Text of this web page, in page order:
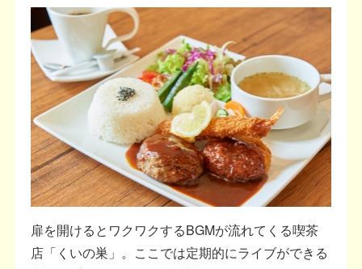
扉を開けるとワクワクするBGMが流れてくる喫茶
店「くいの巣」。ここでは定期的にライブができる